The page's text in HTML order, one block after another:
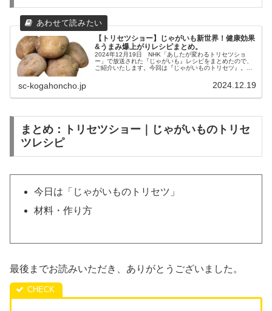
【トリセツショー】じゃがいも新世界！健康効果
&うまみ爆上がりレシピまとめ。
2024年12月19日 NHK「あしたが変わるトリセツショ
ー」で放送された『じゃがいも』レシピをまとめたので、
ご紹介いたします。今回は『じゃがいものトリセツ』。
sc-kogahoncho.jp 2024.12.19
まとめ：トリセツショー｜じゃがいものトリセ
ツレシピ
今日は「じゃがいものトリセツ」
材料・作り方
最後までお読みいただき、ありがとうございました。